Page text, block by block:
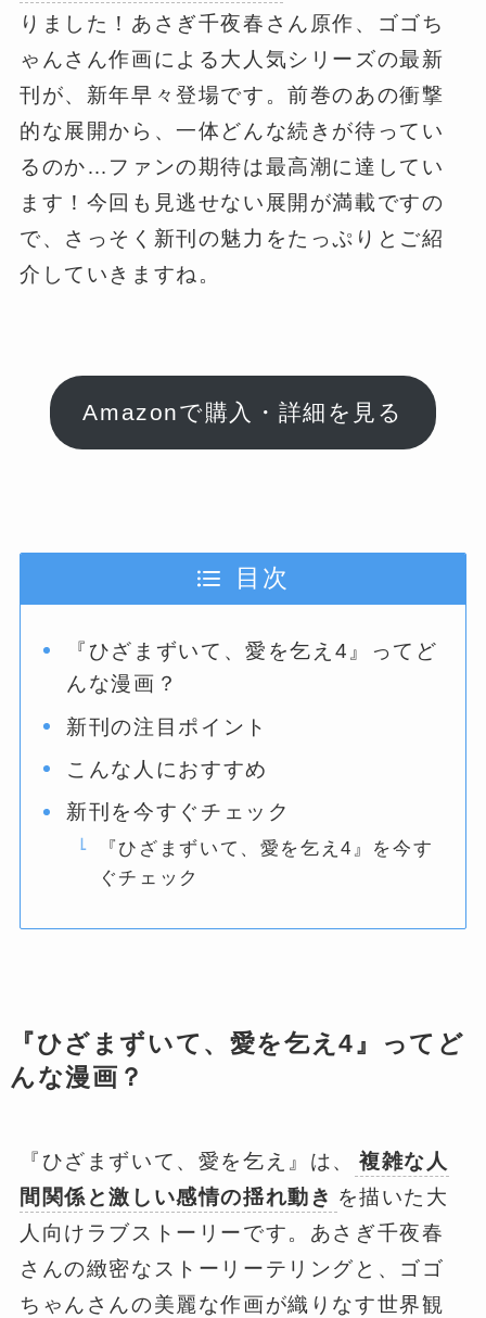
りました！あさぎ千夜春さん原作、ゴゴち
ゃんさん作画による大人気シリーズの最新
刊が、新年早々登場です。前巻のあの衝撃
的な展開から、一体どんな続きが待ってい
るのか…ファンの期待は最高潮に達してい
ます！今回も見逃せない展開が満載ですの
で、さっそく新刊の魅力をたっぷりとご紹
介していきますね。
Amazonで購入・詳細を見る
目次
『ひざまずいて、愛を乞え4』ってど
んな漫画？
新刊の注目ポイント
こんな人におすすめ
新刊を今すぐチェック
『ひざまずいて、愛を乞え4』を今す
ぐチェック
『ひざまずいて、愛を乞え4』ってど
んな漫画？
『ひざまずいて、愛を乞え』は、
複雑な人
間関係と激しい感情の揺れ動き を描いた大
人向けラブストーリーです。あさぎ千夜春
さんの緻密なストーリーテリングと、ゴゴ
ちゃんさんの美麗な作画が織りなす世界観